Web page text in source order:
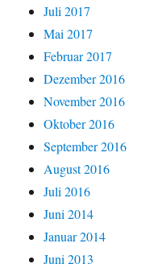
Juli 2017
Mai 2017
Februar 2017
Dezember 2016
November 2016
Oktober 2016
September 2016
August 2016
Juli 2016
Juni 2014
Januar 2014
Juni 2013